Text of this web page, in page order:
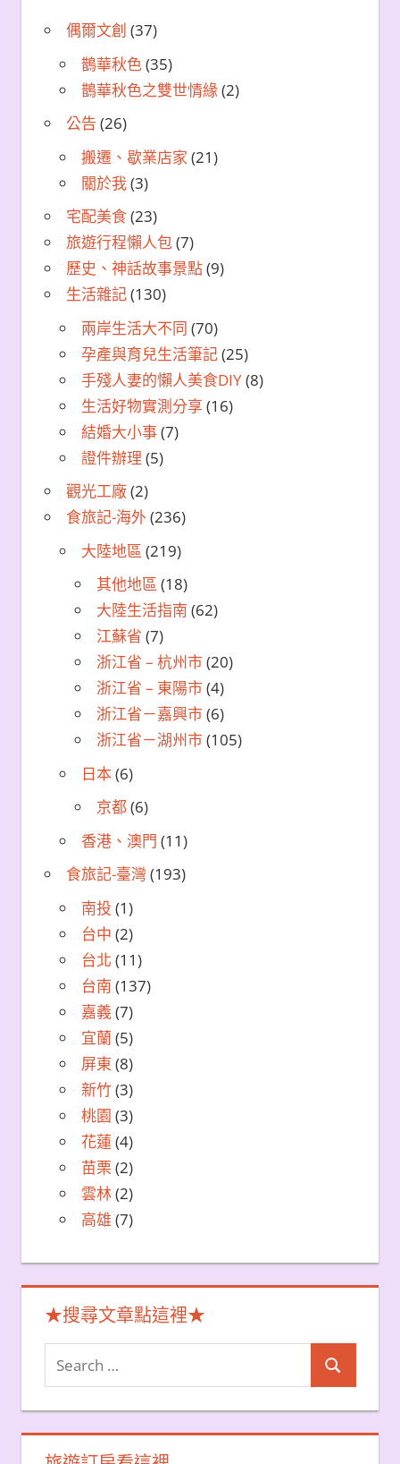
偶爾文創 (37)
鵲華秋色(35)
鵲華秋色之雙世情緣(2)
公告 (26)
搬遷、歇業店家 (21)
關於我(3)
宅配美食(23)
旅遊行程懶人包(7)
歷史、神話故事景點(9)
生活雜記(130)
兩岸生活大不同 (70)
孕產與育兒生活筆記(25)
手殘人妻的懶人美食DIY(8)
生活好物實測分享 (16)
結婚大小事(7)
證件辦理 (5)
觀光工廠(2)
食旅記-海外(236)
大陸地區 (219)
其他地區 (18)
大陸生活指南 (62)
江蘇省 (7)
浙江省 – 杭州市(20)
浙江省 – 東陽市(4)
浙江省－嘉興市(6)
浙江省－湖州市(105)
日本(6)
京都(6)
香港、澳門 (11)
食旅記-臺灣 (193)
南投 (1)
台中 (2)
台北 (11)
台南 (137)
嘉義(7)
宜蘭 (5)
屏東 (8)
新竹(3)
桃園 (3)
花蓮 (4)
苗栗 (2)
雲林(2)
高雄 (7)
★搜尋文章點這裡★
Search
for:
Search